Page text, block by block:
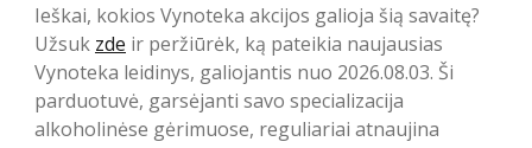
Ieškai, kokios Vynoteka akcijos galioja šią savaitę?
Užsuk zde ir peržiūrėk, ką pateikia naujausias
Vynoteka leidinys, galiojantis nuo 2026.08.03. Ši
parduotuvė, garsėjanti savo specializacija
alkoholinėse gėrimuose, reguliariai atnaujina